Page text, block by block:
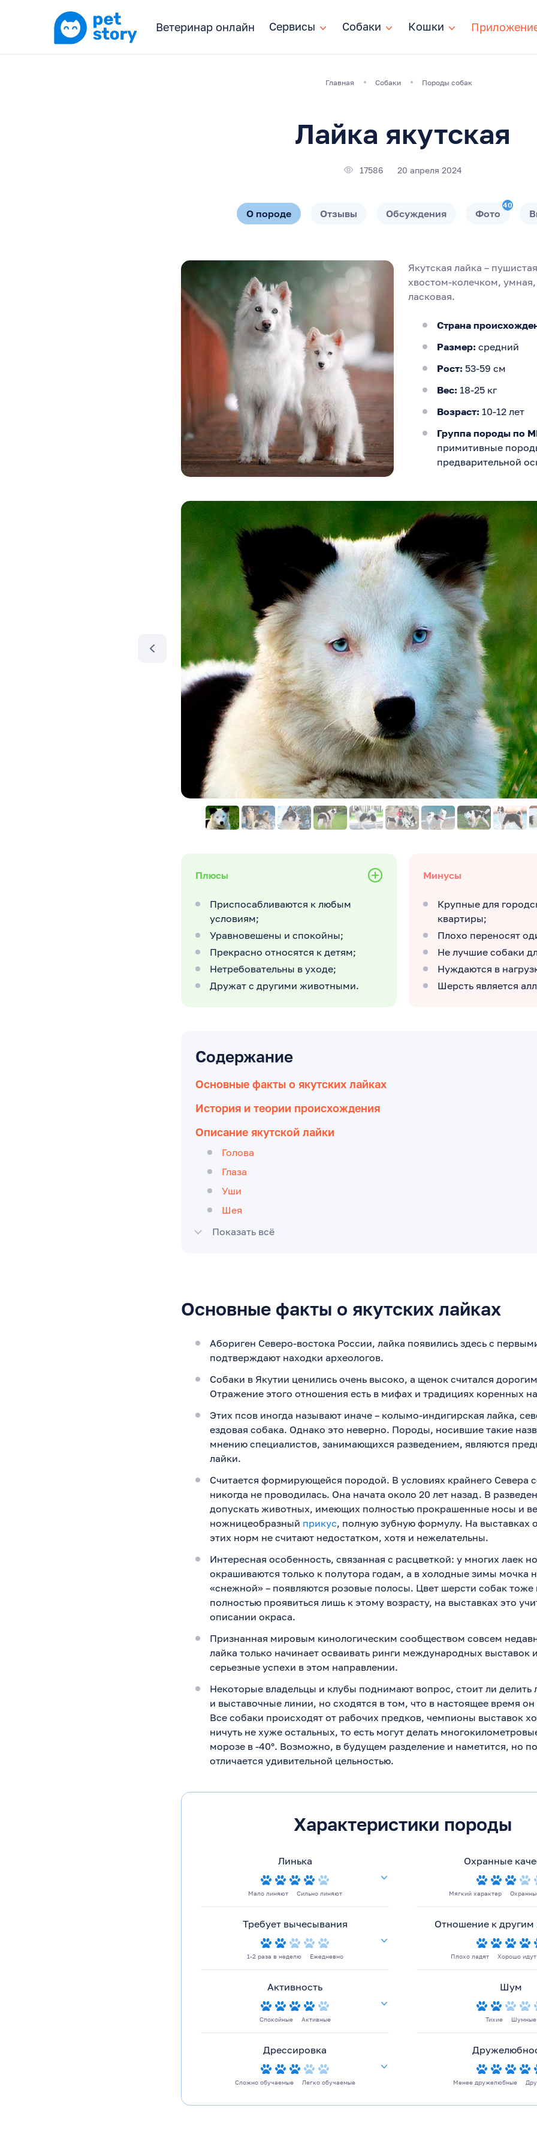
Ветеринар онлайн Сервисы
Сервисы Собаки
Собаки Кошки
Кошки
Главная Собаки Породы собак
Лайка якутская
17586 20 апреля 2024
О породе Отзывы Обсуждения Фото
40
Якутская лайка –
хвостом-колечком,
ласковая.
Страна
Размер: средний
Рост: 53-59 см
Вес: 18-25 кг
Возраст: 10-12 лет
Группа породы по
примитивные
предварительной
Плюсы
Приспосабливаются к любым
условиям;
Уравновешены и спокойны;
Прекрасно относятся к детям;
Нетребовательны в уходе;
Дружат с другими животными.
Минусы
Крупные для
квартиры;
Плохо переносят
Не лучшие собаки
Нуждаются в
Шерсть является
Содержание
Основные факты о якутских лайках
История и теории происхождения
Описание якутской лайки
Голова
Глаза
Уши
Шея
Показать всё
Основные факты о якутских лайках
Абориген Северо-востока России, лайка появились здесь с
подтверждают находки археологов.
Собаки в Якутии ценились очень высоко, а щенок считался
Отражение этого отношения есть в мифах и традициях коренных
Этих псов иногда называют иначе – колымо-индигирская лайка,
ездовая собака. Однако это неверно. Породы, носившие такие
мнению специалистов, занимающихся разведением, являются
лайки.
Считается формирующейся породой. В условиях крайнего Севера
никогда не проводилась. Она начата около 20 лет назад. В
допускать животных, имеющих полностью прокрашенные носы и
ножницеобразный прикус, полную зубную формулу. На выставках
этих норм не считают недостатком, хотя и нежелательны.
Интересная особенность, связанная с расцветкой: у многих лаек
окрашиваются только к полутора годам, а в холодные зимы мочка
«снежной» – появляются розовые полосы. Цвет шерсти собак
полностью проявиться лишь к этому возрасту, на выставках это
описании окраса.
Признанная мировым кинологическим сообществом совсем
лайка только начинает осваивать ринги международных выставок
серьезные успехи в этом направлении.
Некоторые владельцы и клубы поднимают вопрос, стоит ли делить
и выставочные линии, но сходятся в том, что в настоящее время он
Все собаки происходят от рабочих предков, чемпионы выставок
ничуть не хуже остальных, то есть могут делать
морозе в -40°. Возможно, в будущем разделение и наметится, но
отличается удивительной цельностью.
Характеристики породы
Линька
Мало линяют Сильно линяют
Требует вычесывания
1-2 раза в неделю Ежедневно
Активность
Спокойные Активные
Дрессировка
Сложно обучаемые Легко обучаемые
Охранные
Мягкий характер
Отношение к
Плохо ладят Хорошо идут
Шум
Тихие Шумные
Менее дружелюбные